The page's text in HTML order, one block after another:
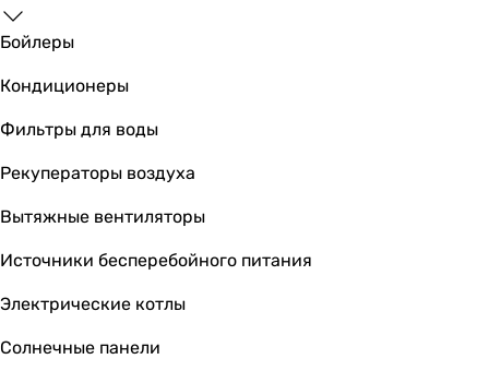
глянцевая
глянцевая
глянцевая
глянцевая
глянцевая
глянцевая
глянцевая
настенный
настенный
Бойлеры
Кондиционеры
Фильтры для воды
Рекуператоры воздуха
Вытяжные вентиляторы
Источники бесперебойного питания
Электрические котлы
Солнечные панели